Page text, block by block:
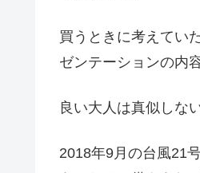
買うときに考えてい
ゼンテーションの内
良い大人は真似しな
2018年9月の台風21